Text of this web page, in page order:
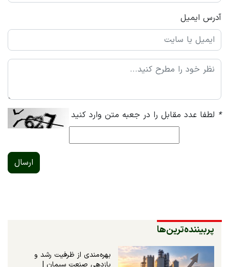
آدرس ایمیل
* لطفا عدد مقابل را در جعبه متن وارد کنید
ارسال
پربیننده‌ترین‌ها
بهره‌مندی از ظرفیت رشد و
بازدهی صنعت سیمان |